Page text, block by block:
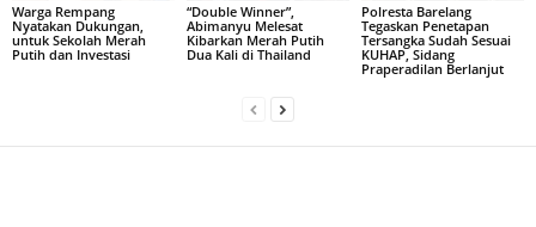
Warga Rempang
Nyatakan Dukungan,
untuk Sekolah Merah
Putih dan Investasi
“Double Winner”,
Abimanyu Melesat
Kibarkan Merah Putih
Dua Kali di Thailand
Polresta Barelang
Tegaskan Penetapan
Tersangka Sudah Sesuai
KUHAP, Sidang
Praperadilan Berlanjut